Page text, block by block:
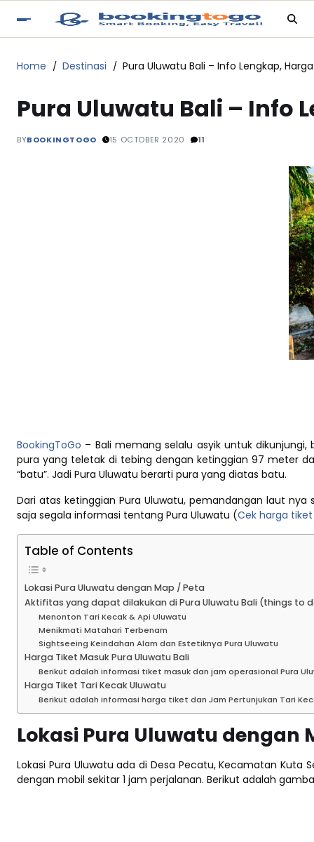
Home Destinasi Pura Uluwatu Bali – Info Lengkap,
Pura Uluwatu Bali – Info
BYBOOKINGTOGO 15 OCTOBER 2020 11
BookingToGo – Bali memang selalu asyik untuk
pura yang teletak di tebing dengan ketinggian 97 meter
“batu”. Jadi Pura Uluwatu berarti pura yang diatas batu.
Dari atas ketinggian Pura Uluwatu, pemandangan laut
saja segala informasi tentang Pura Uluwatu (Cek harga
Table of Contents
Lokasi Pura Uluwatu dengan Map / Peta
Aktifitas yang dapat dilakukan di Pura Uluwatu Bali (things to
Menonton Tari Kecak & Api Uluwatu
Menikmati Matahari Terbenam
Sightseeing Keindahan Alam dan Estetiknya Pura Uluwatu
Harga Tiket Masuk Pura Uluwatu Bali
Berikut adalah informasi tiket masuk dan jam operasional Pura
Harga Tiket Tari Kecak Uluwatu
Berikut adalah informasi harga tiket dan Jam Pertunjukan Tari
Lokasi Pura Uluwatu dengan
Lokasi Pura Uluwatu ada di Desa Pecatu, Kecamatan Kuta
dengan mobil sekitar 1 jam perjalanan. Berikut adalah